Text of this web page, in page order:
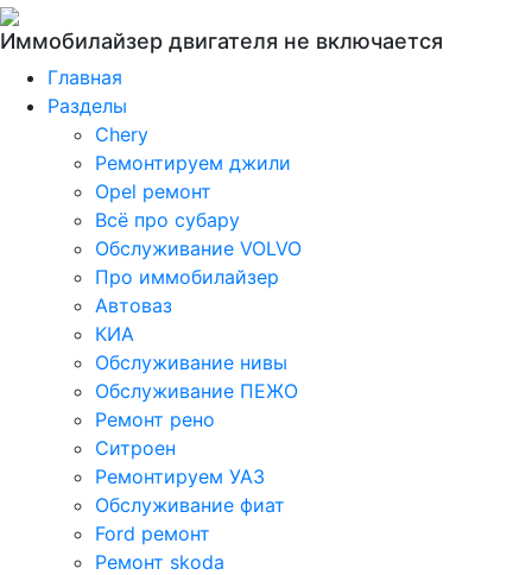
Иммобилайзер двигателя не включается
Главная
Разделы
Chery
Ремонтируем джили
Opel ремонт
Всё про субару
Обслуживание VOLVO
Про иммобилайзер
Автоваз
КИА
Обслуживание нивы
Обслуживание ПЕЖО
Ремонт рено
Ситроен
Ремонтируем УАЗ
Обслуживание фиат
Ford ремонт
Ремонт skoda